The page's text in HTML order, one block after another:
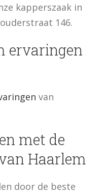
kapperszaak in
146.
ervaringen
van
met de
Haarlem
door de beste